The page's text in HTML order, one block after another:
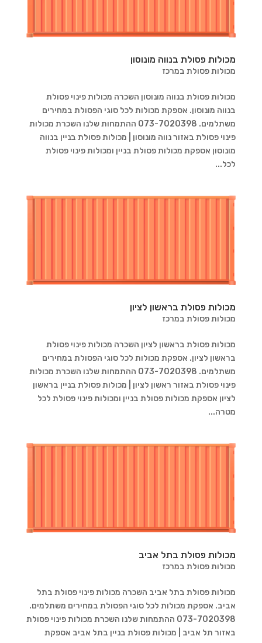
מכולות פסולת בנווה מונוסון
מכולות פסולת במרכז
מכולות פסולת בנווה מונוסון השכרה מכולות פינוי פסולת
בנווה מונוסון. אספקת מכולות לכל סוגי הפסולת במחירים
משתלמים. 073-7020398 ההתמחות שלנו השכרת מכולות
פינוי פסולת באזור נווה מונוסון | מכולות פסולת בניין בנווה
מונוסון אספקת מכולות פסולת בניין ומכולות פינוי פסולת
לכל...
מכולות פסולת בראשון לציון
מכולות פסולת במרכז
מכולות פסולת בראשון לציון השכרה מכולות פינוי פסולת
בראשון לציון. אספקת מכולות לכל סוגי הפסולת במחירים
משתלמים. 073-7020398 ההתמחות שלנו השכרת מכולות
פינוי פסולת באזור ראשון לציון | מכולות פסולת בניין בראשון
לציון אספקת מכולות פסולת בניין ומכולות פינוי פסולת לכל
מטרה...
מכולות פסולת בתל אביב
מכולות פסולת במרכז
מכולות פסולת בתל אביב השכרה מכולות פינוי פסולת בתל
אביב. אספקת מכולות לכל סוגי הפסולת במחירים משתלמים.
073-7020398 ההתמחות שלנו השכרת מכולות פינוי פסולת
באזור תל אביב | מכולות פסולת בניין בתל אביב אספקת